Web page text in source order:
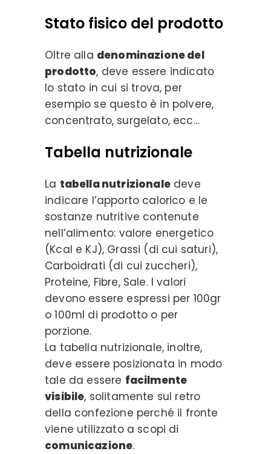
Stato fisico del prodotto
Oltre alla denominazione del
prodotto, deve essere indicato
lo stato in cui si trova, per
esempio se questo è in polvere,
concentrato, surgelato, ecc…
Tabella nutrizionale
La tabella nutrizionaledeve
indicare l’apporto calorico e le
sostanze nutritive contenute
nell’alimento: valore energetico
(Kcal e KJ), Grassi (di cui saturi),
Carboidrati (di cui zuccheri),
Proteine, Fibre, Sale. I valori
devono essere espressi per 100gr
o 100ml di prodotto o per
porzione.
La tabella nutrizionale, inoltre,
deve essere posizionata in modo
tale da essere facilmente
visibile, solitamente sul retro
della confezione perché il fronte
viene utilizzato a scopi di
comunicazione.